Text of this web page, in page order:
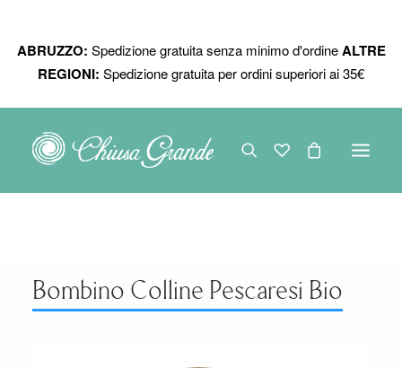
ABRUZZO: Spedizione gratuita senza minimo d'ordineALTRE
REGIONI: Spedizione gratuita per ordini superiori ai 35€
PRODOTTI BIOLOGICI
Bombino Colline Pescaresi Bio